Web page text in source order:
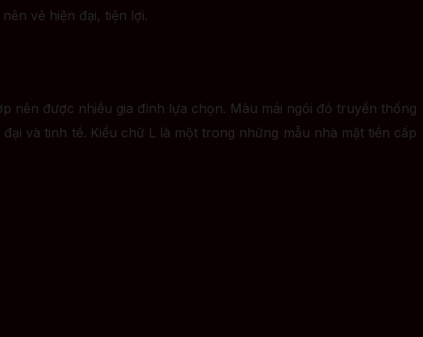
vẻ hiện đại, tiện lợi.
nên được nhiều gia đình lựa chọn. Màu mái ngói đỏ truyền thống
và tinh tế. Kiểu chữ L là một trong những mẫu nhà mặt tiền cấp